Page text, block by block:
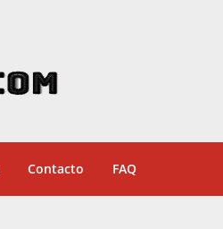
Contacto FAQ